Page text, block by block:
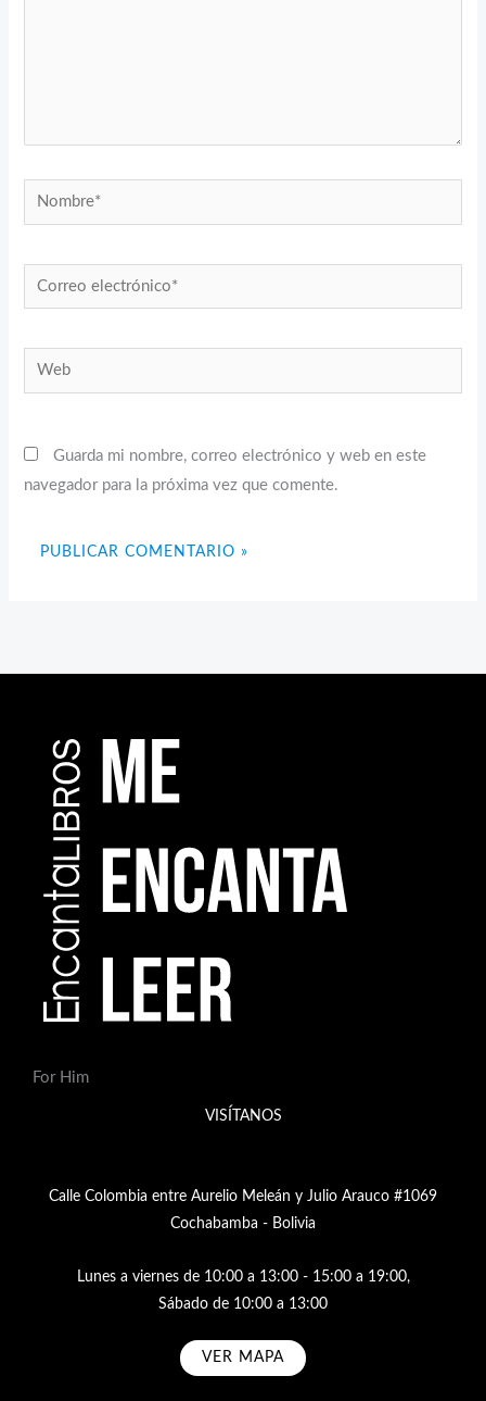
Nombre*
Correo
electrónico*
Web
Guarda mi nombre, correo electrónico y web en este
navegador para la próxima vez que comente.
For Him
VISÍTANOS
Calle Colombia entre Aurelio Meleán y Julio Arauco #1069
Cochabamba - Bolivia
Lunes a viernes de 10:00 a 13:00 - 15:00 a 19:00,
Sábado de 10:00 a 13:00
VER MAPA